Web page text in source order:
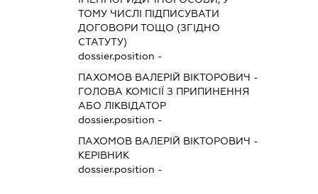
ТОМУ ЧИСЛІ ПІДПИСУВАТИ
ДОГОВОРИ ТОЩО (ЗГІДНО
СТАТУТУ)
dossier.position -
ПАХОМОВ ВАЛЕРІЙ ВІКТОРОВИЧ -
ГОЛОВА КОМІСІЇ З ПРИПИНЕННЯ
АБО ЛІКВІДАТОР
dossier.position -
ПАХОМОВ ВАЛЕРІЙ ВІКТОРОВИЧ -
КЕРІВНИК
dossier.position -